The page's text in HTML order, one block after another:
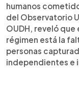
humanos
del Observatorio
OUDH, reveló
régimen está la
personas
independientes e